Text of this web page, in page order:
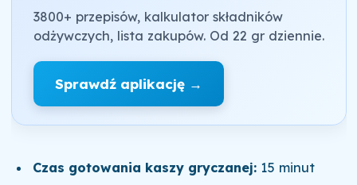
3800+ przepisów, kalkulator składników
odżywczych, lista zakupów. Od 22 gr dziennie.
Sprawdź aplikację →
Czas gotowania kaszy gryczanej: 15 minut